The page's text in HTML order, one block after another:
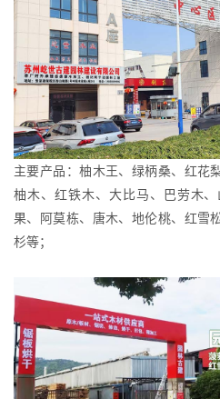
主要产品：柚木王、绿柄桑、红花
柚木、红铁木、大比马、巴劳木
果、阿莫栋、唐木、地伦桃、红雪
杉等；